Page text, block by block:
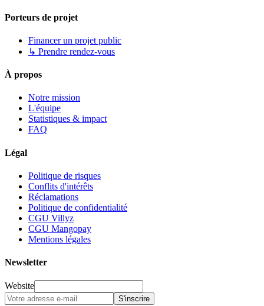
Porteurs de projet
Financer un projet public
↳ Prendre rendez-vous
À propos
Notre mission
L'équipe
Statistiques & impact
FAQ
Légal
Politique de risques
Conflits d'intérêts
Réclamations
Politique de confidentialité
CGU Villyz
CGU Mangopay
Mentions légales
Newsletter
Website
S'inscrire